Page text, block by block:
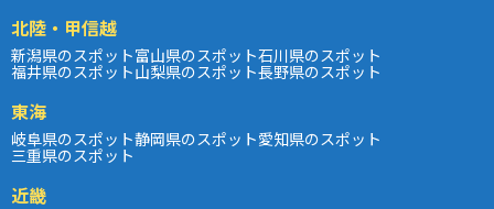
北陸・甲信越
新潟県のスポット富山県のスポット石川県のスポット
福井県のスポット山梨県のスポット長野県のスポット
東海
岐阜県のスポット静岡県のスポット愛知県のスポット
三重県のスポット
近畿